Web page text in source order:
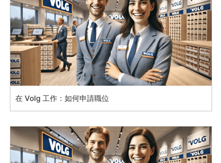
在 Volg 工作：如何申請職位